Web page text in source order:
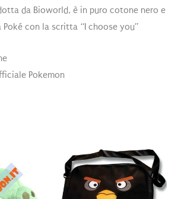
da Bioworld, è in puro cotone nero e
Poké con la scritta “I choose you”
Pokemon